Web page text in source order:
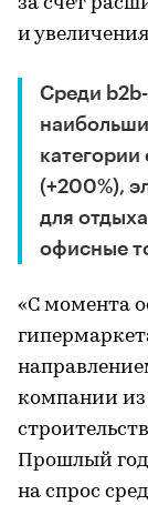
и
Среди
категории
(+200%),
для
офисные
«С момента
компании из
Прошлый год
на спрос